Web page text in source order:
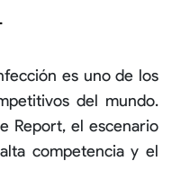
es uno de los
del mundo.
Report, el escenario
competencia y el